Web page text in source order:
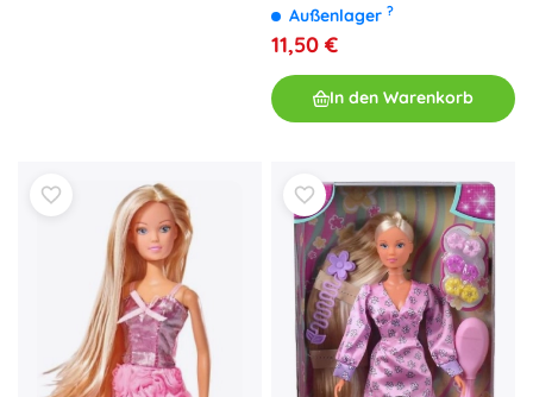
Außenlager ?
11,50 €
In den Warenkorb